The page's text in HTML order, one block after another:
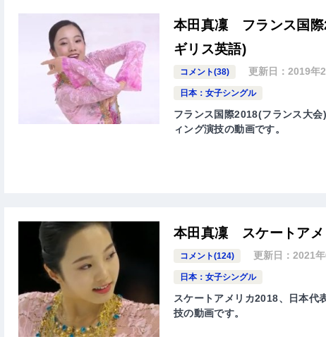
本田真凜 フランス国
ギリス英語)
コメント(38) 更新日：2019年
日本：女子シングル
フランス国際2018(フランス大
ィング演技の動画です。
本田真凜 スケートア
コメント(124) 更新日：2021
日本：女子シングル
スケートアメリカ2018、日本
技の動画です。